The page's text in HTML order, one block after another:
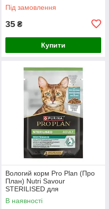
Під замовлення
35 ₴
Купити
Вологий корм Pro Plan (Про
План) Nutri Savour
STERILISED для
стерилізованих кішок
(океанічна риба кусочки в
В наявності